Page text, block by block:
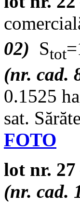
02) Stot
(nr. cad.
0.1525
sat.
FOTO
lot nr. 27
(nr. cad.